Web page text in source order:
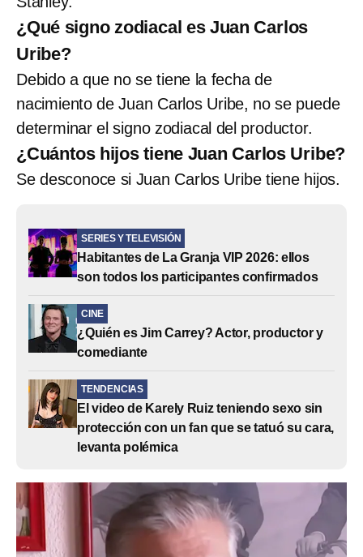
¿Qué signo zodiacal es Juan Carlos
Uribe?
Debido a que no se tiene la fecha de
nacimiento de Juan Carlos Uribe, no se puede
determinar el signo zodiacal del productor.
¿Cuántos hijos tiene Juan Carlos Uribe?
Se desconoce si Juan Carlos Uribe tiene hijos.
SERIES Y TELEVISIÓN
Habitantes de La Granja VIP 2026: ellos
son todos los participantes confirmados
CINE
¿Quién es Jim Carrey? Actor, productor y
comediante
TENDENCIAS
El video de Karely Ruiz teniendo sexo sin
protección con un fan que se tatuó su cara,
levanta polémica